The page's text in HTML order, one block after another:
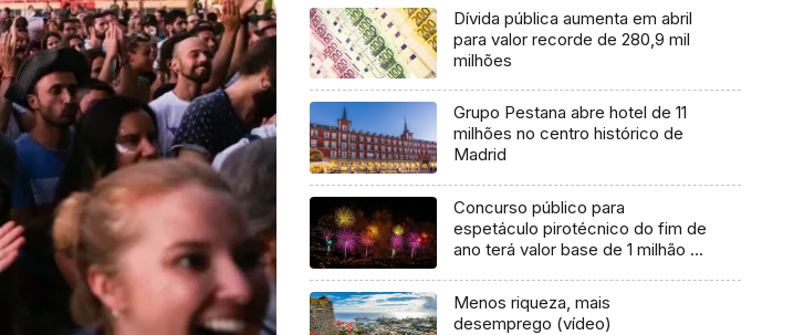
Dívida pública aumenta em abril
para valor recorde de 280,9 mil
milhões
Grupo Pestana abre hotel de 11
milhões no centro histórico de
Madrid
Concurso público para
espetáculo pirotécnico do fim de
ano terá valor base de 1 milhão e
Menos riqueza, mais
desemprego (vídeo)